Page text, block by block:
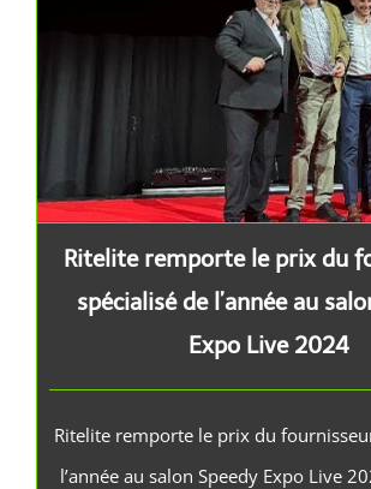
Ritelite remporte le prix du
spécialisé de l’année au
Expo Live 2024
Ritelite remporte le prix du
l’année au salon Speedy Expo Live